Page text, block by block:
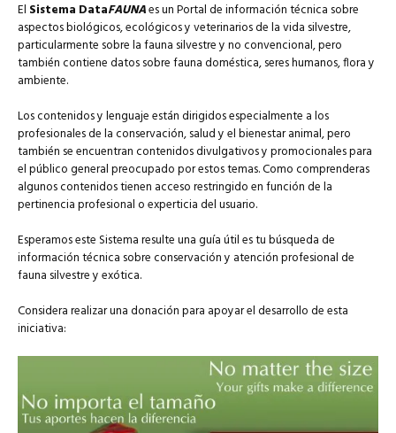
El Sistema DataFAUNAes un Portal de información técnica sobre
aspectos biológicos, ecológicos y veterinarios de la vida silvestre,
particularmente sobre la fauna silvestre y no convencional, pero
también contiene datos sobre fauna doméstica, seres humanos, flora y
ambiente.
Los contenidos y lenguaje están dirigidos especialmente a los
profesionales de la conservación, salud y el bienestar animal, pero
también se encuentran contenidos divulgativos y promocionales para
el público general preocupado por estos temas. Como comprenderas
algunos contenidos tienen acceso restringido en función de la
pertinencia profesional o experticia del usuario.
Esperamos este Sistema resulte una guía útil es tu búsqueda de
información técnica sobre conservación y atención profesional de
fauna silvestre y exótica.
Considera realizar una donación para apoyar el desarrollo de esta
iniciativa: